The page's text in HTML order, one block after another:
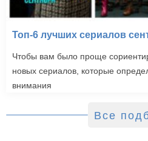
Топ-6 лучших сериалов
Чтобы вам было проще
новых сериалов, которые
внимания
Все